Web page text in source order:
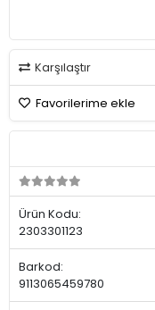
Karşılaştır
Favorilerime ekle
Ürün Kodu:
2303301123
Barkod:
9113065459780